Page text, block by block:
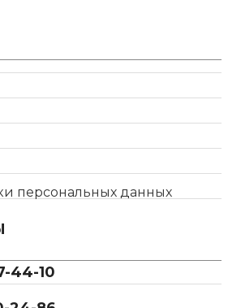
персональных данных
44-10